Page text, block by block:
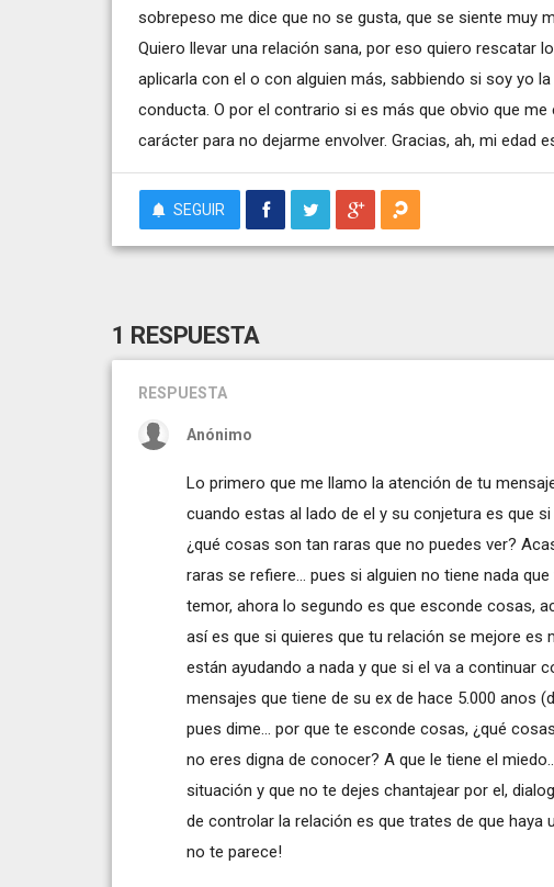
sobrepeso me dice que no se gusta, que se siente muy
Quiero llevar una relación sana, por eso quiero rescatar
aplicarla con el o con alguien más, sabbiendo si soy yo
conducta. O por el contrario si es más que obvio que
carácter para no dejarme envolver. Gracias, ah, mi edad
SEGUIR
1 RESPUESTA
RESPUESTA
Anónimo
Lo primero que me llamo la atención de tu
cuando estas al lado de el y su conjetura es que
¿qué cosas son tan raras que no puedes ver?
raras se refiere... pues si alguien no tiene nada
temor, ahora lo segundo es que esconde cosas,
así es que si quieres que tu relación se mejore
están ayudando a nada y que si el va a continuar
mensajes que tiene de su ex de hace 5.000 anos
pues dime... por que te esconde cosas, ¿qué
no eres digna de conocer? A que le tiene el
situación y que no te dejes chantajear por el,
de controlar la relación es que trates de que
no te parece!